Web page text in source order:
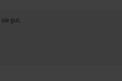
gut.